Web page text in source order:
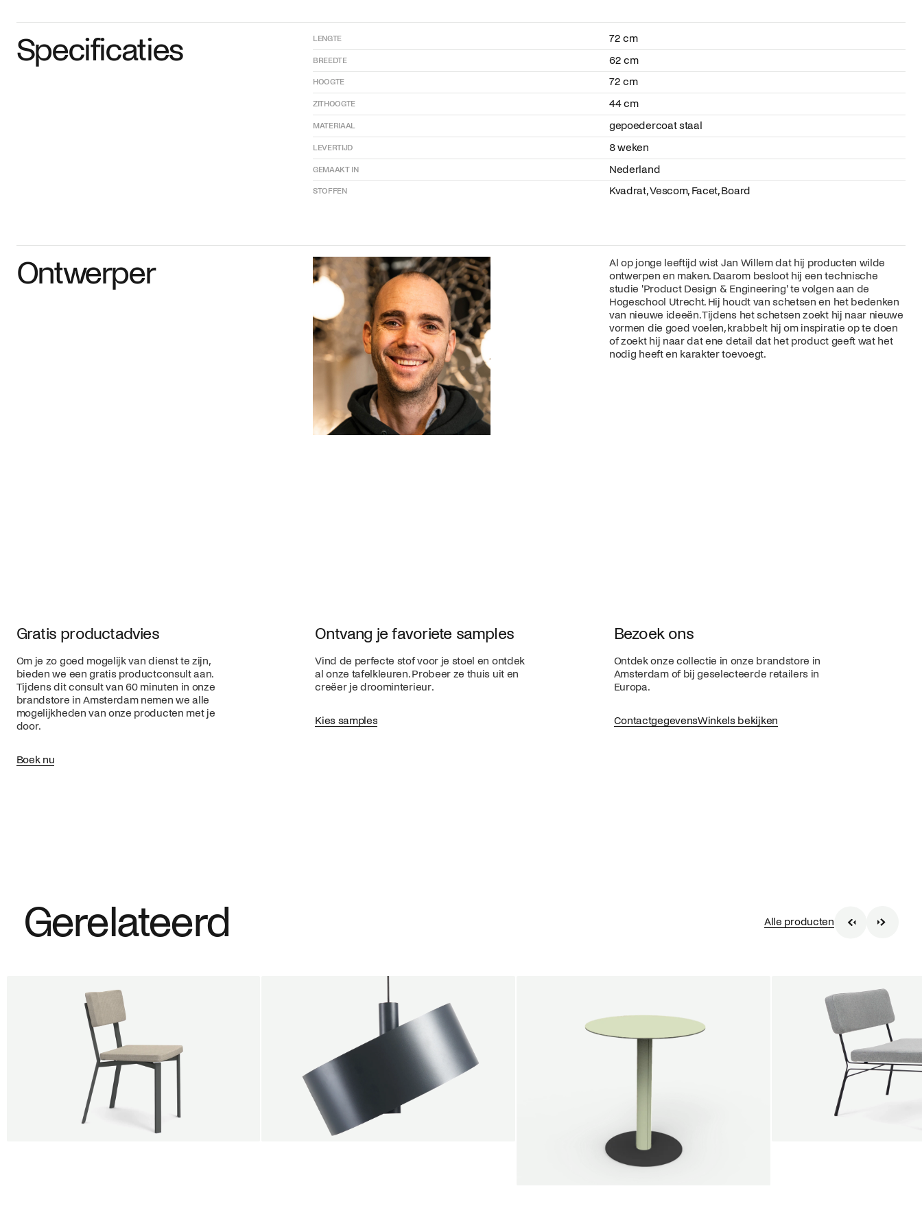
Specificaties LENGTE
BREEDTE
HOOGTE
ZITHOOGTE
MATERIAAL
LEVERTIJD
GEMAAKT IN
STOFFEN
72 cm
62 cm
72 cm
44 cm
gepoedercoat staal
8 weken
Nederland
Kvadrat, Vescom, Facet, Board
Ontwerper
Al op jonge leeftijd wist Jan Willem dat hij producten wilde
ontwerpen en maken. Daarom besloot hij een technische
studie 'Product Design & Engineering' te volgen aan de
Hogeschool Utrecht. Hij houdt van schetsen en het bedenken
van nieuwe ideeën. Tijdens het schetsen zoekt hij naar nieuwe
vormen die goed voelen, krabbelt hij om inspiratie op te doen
of zoekt hij naar dat ene detail dat het product geeft wat het
nodig heeft en karakter toevoegt.
Gratis productadvies
Om je zo goed mogelijk van dienst te zijn,
bieden we een gratis productconsult aan.
Tijdens dit consult van 60 minuten in onze
brandstore in Amsterdam nemen we alle
mogelijkheden van onze producten met je
door.
Boek nu
Ontvang je favoriete samples
Vind de perfecte stof voor je stoel en ontdek
al onze tafelkleuren. Probeer ze thuis uit en
creëer je droominterieur.
Kies samples
Bezoek ons
Ontdek onze collectie in onze brandstore in
Amsterdam of bij geselecteerde retailers in
Europa.
ContactgegevensWinkels bekijken
Gerelateerd Alle producten